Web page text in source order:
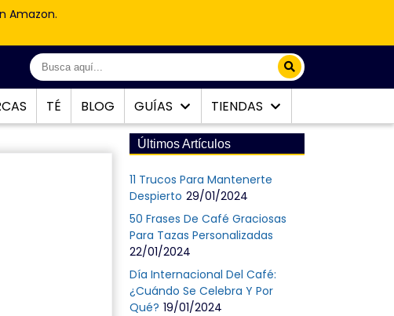
Amazon.
TÉ BLOG GUÍAS TIENDAS
Últimos Artículos
11 Trucos Para Mantenerte
Despierto 29/01/2024
50 Frases De Café Graciosas
Para Tazas Personalizadas
22/01/2024
Día Internacional Del Café:
¿Cuándo Se Celebra Y Por
Qué? 19/01/2024